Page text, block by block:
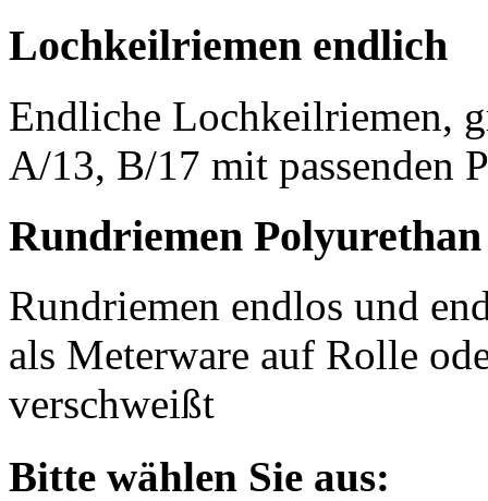
Lochkeilriemen endlich
Endliche Lochkeilriemen,
A/13, B/17 mit passenden
Rundriemen Polyurethan
Rundriemen endlos und
als Meterware auf Rolle
verschweißt
Bitte wählen Sie aus: